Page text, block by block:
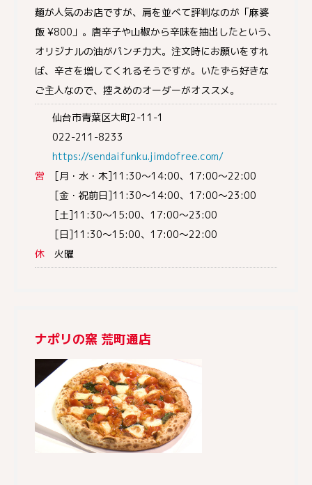
麺が人気のお店ですが、肩を並べて評判なのが「麻婆
飯 ¥800」。唐辛子や山椒から辛味を抽出したという、
オリジナルの油がパンチ力大。注文時にお願いをすれ
ば、辛さを増してくれるそうですが。いたずら好きな
ご主人なので、控えめのオーダーがオススメ。
仙台市青葉区大町2-11-1
022-211-8233
https://sendaifunku.jimdofree.com/
営 [月・水・木]11:30～14:00、17:00～22:00
[金・祝前日]11:30～14:00、17:00～23:00
[土]11:30～15:00、17:00～23:00
[日]11:30～15:00、17:00～22:00
休 火曜
ナポリの窯 荒町通店